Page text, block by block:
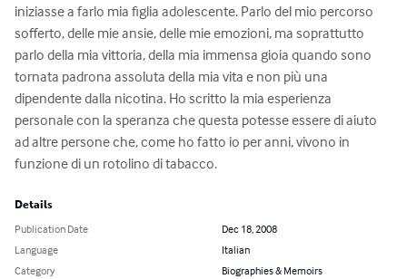
iniziasse a farlo mia figlia adolescente. Parlo del mio percorso
sofferto, delle mie ansie, delle mie emozioni, ma soprattutto
parlo della mia vittoria, della mia immensa gioia quando sono
tornata padrona assoluta della mia vita e non più una
dipendente dalla nicotina. Ho scritto la mia esperienza
personale con la speranza che questa potesse essere di aiuto
ad altre persone che, come ho fatto io per anni, vivono in
funzione di un rotolino di tabacco.
Details
Publication Date
Dec 18, 2008
Language
Italian
Category
Biographies & Memoirs